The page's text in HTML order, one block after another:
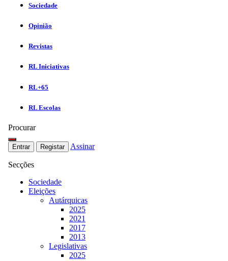
Sociedade
Opinião
Revistas
RL Iniciativas
RL+65
RL Escolas
Procurar
Entrar Registar Assinar
Secções
Sociedade
Eleições
Autárquicas
2025
2021
2017
2013
Legislativas
2025